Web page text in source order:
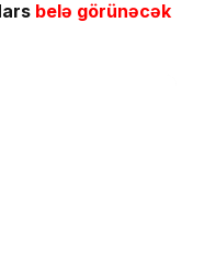
belə görünəcək